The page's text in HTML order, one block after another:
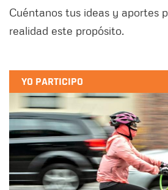
Cuéntanos tus ideas y aportes
realidad este propósito.
YO PARTICIPO